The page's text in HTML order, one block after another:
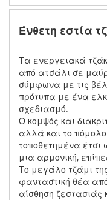
Ένθετη εστία
Τα ενεργειακά
από ατσάλι σε
σύμφωνα με τις
πρότυπα με ένα
σχεδιασμό.
Ο κομψός και
αλλά και το πόμολο
τοποθετημένα έτσι
μια αρμονική,
Το μεγάλο τζάμι
φανταστική θέα
αίσθηση ζεστασιάς